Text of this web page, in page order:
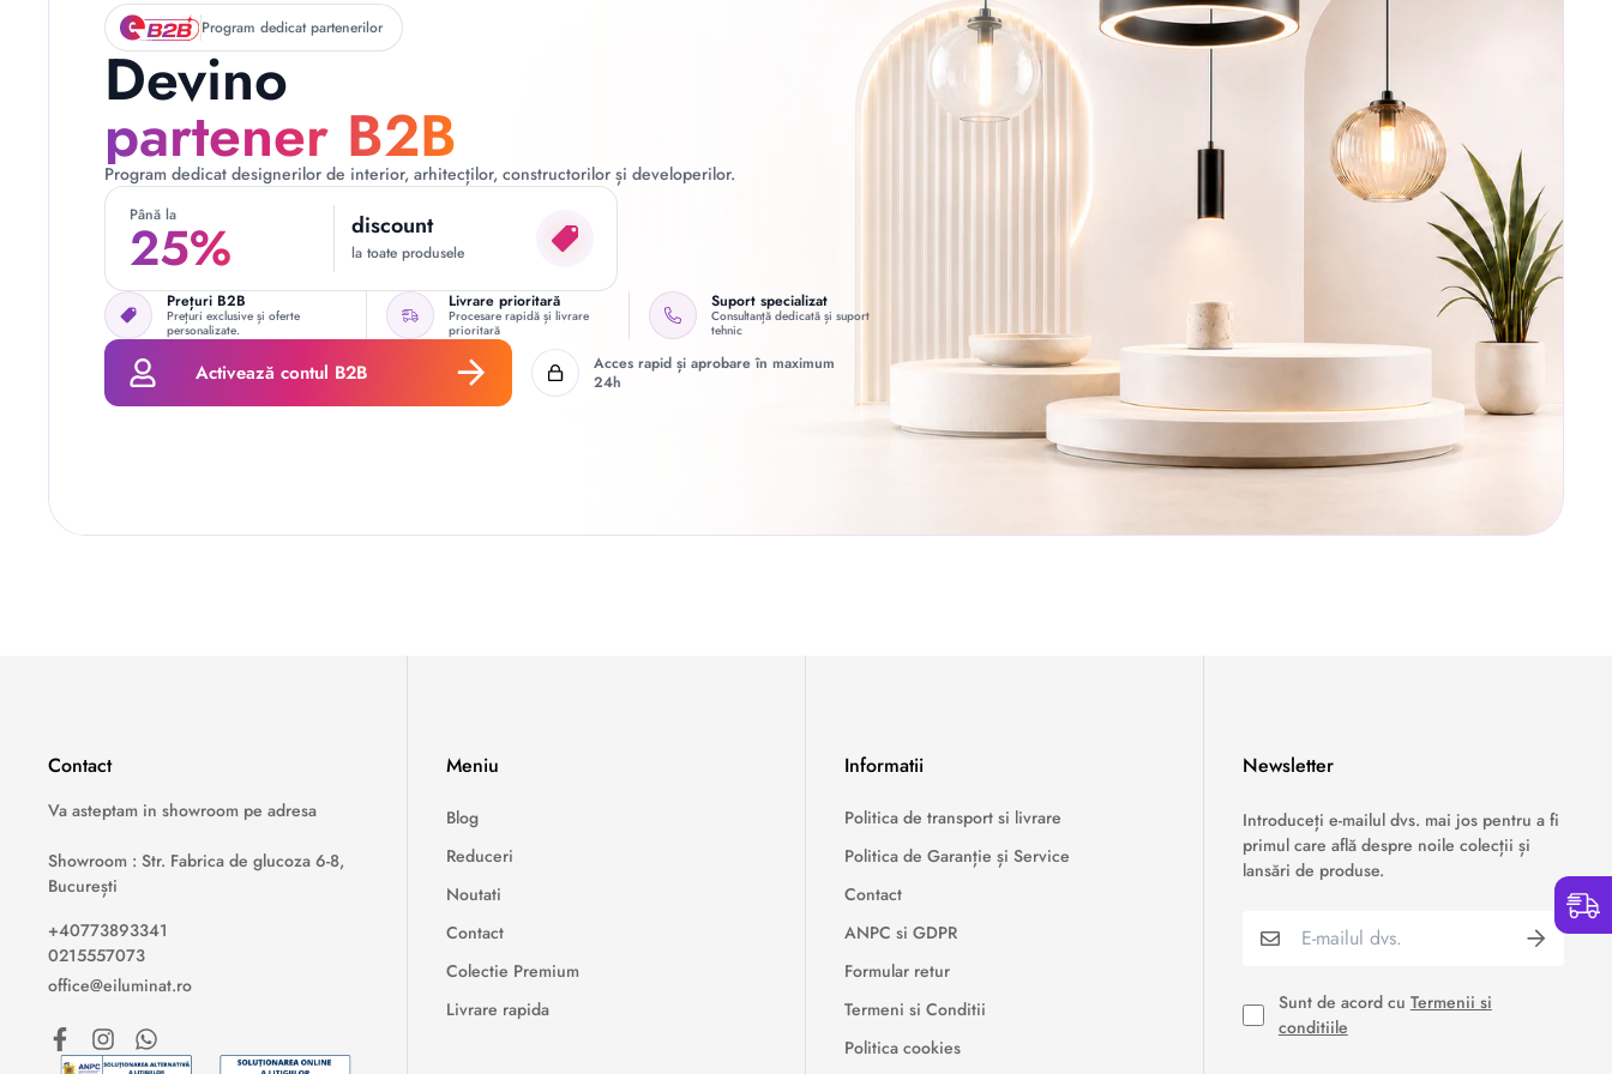
Program dedicat partenerilor
Devino
partener B2B
Program dedicat designerilor de interior, arhitecților, constructorilor și developerilor.
Până la
25% discount
la toate produsele
Prețuri B2B
Prețuri exclusive și oferte
personalizate.
Livrare prioritară
Procesare rapidă și livrare
prioritară
Suport specializat
Consultanță dedicată și suport
tehnic
Activează contul B2B
Acces rapid și aprobare în maximum
24h
Contact
Va asteptam in showroom pe adresa
Showroom : Str. Fabrica de glucoza 6-8,
București
+40773893341
0215557073
office@eiluminat.ro
Meniu
Blog
Reduceri
Noutati
Contact
Colectie Premium
Livrare rapida
Informatii
Politica de transport si livrare
Politica de Garanție și Service
Contact
ANPC si GDPR
Formular retur
Termeni si Conditii
Politica cookies
Newsletter
Introduceți e-mailul dvs. mai jos pentru a fi
primul care află despre noile colecții și
lansări de produse.
Sunt de acord cu Termenii si
conditiile
Formular retur
Semnaleaza o problema ›
Verificare status comandă